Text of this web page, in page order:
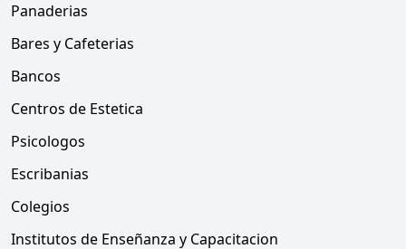
Panaderias
Bares y Cafeterias
Bancos
Centros de Estetica
Psicologos
Escribanias
Colegios
Institutos de Enseñanza y Capacitacion